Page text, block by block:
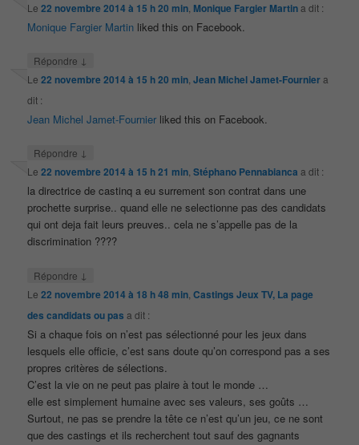
Le22 novembre 2014 à 15 h 20 min Monique Fargier Martina dit :
Monique Fargier Martin liked this on Facebook.
Répondre ↓
Le22 novembre 2014 à 15 h 20 min ,Jean Michel Jamet-Fourniera
dit :
Jean Michel Jamet-Fournier liked this on Facebook.
Répondre ↓
Le22 novembre 2014 à 15 h 21 min,Stéphano Pennabianca a dit :
la directrice de castinq a eu surrement son contrat dans une
prochette surprise.. quand elle ne selectionne pas des candidats
qui ont deja fait leurs preuves.. cela ne s’appelle pas de la
discrimination ????
Répondre ↓
Le22 novembre 2014 à 18 h 48 min ,Castings Jeux TV, La page
des candidats ou pas a dit :
Si a chaque fois on n’est pas sélectionné pour les jeux dans
lesquels elle officie, c’est sans doute qu’on correspond pas a ses
propres critères de sélections.
C’est la vie on ne peut pas plaire à tout le monde …
elle est simplement humaine avec ses valeurs, ses goûts …
Surtout, ne pas se prendre la tête ce n’est qu’un jeu, ce ne sont
que des castings et ils recherchent tout sauf des gagnants